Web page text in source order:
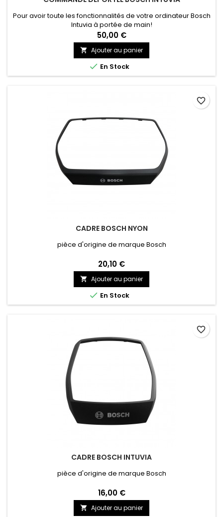
Pour avoir toute les fonctionnalités de votre ordinateur Bosch
Intuvia à portée de main!
50,00 €
 Ajouter au panier
 En Stock
CADRE BOSCH NYON
pièce d'origine de marque Bosch
20,10 €
 Ajouter au panier
 En Stock
favorite_border
CADRE BOSCH INTUVIA
pièce d'origine de marque Bosch
16,00 €
 Ajouter au panier
favorite_border